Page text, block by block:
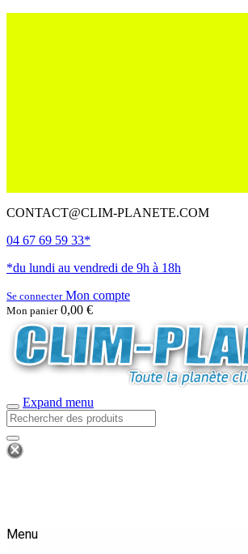
CONTACT@CLIM-PLANETE.COM
04 67 69 59 33*
*du lundi au vendredi de 9h à 18h
Se connecterMon compte
Mon panier 0,00 €
Expand menu
Menu